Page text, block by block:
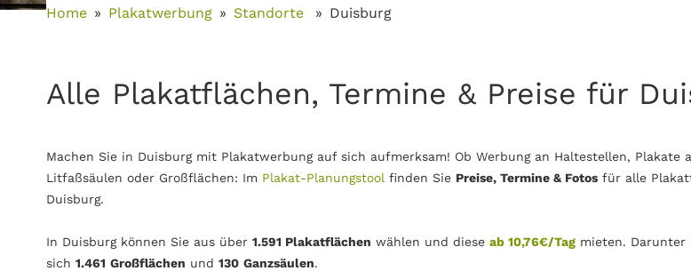
Home Plakatwerbung Standorte Duisburg
Alle Plakatflächen, Termine & Preise für
Machen Sie in Duisburg mit Plakatwerbung auf sich aufmerksam! Ob Werbung an Haltestellen, Plakate
Litfaßsäulen oder Großflächen: Im Plakat-Planungstool finden Sie Preise, Termine & Fotos für alle
Duisburg.
In Duisburg können Sie aus über 1.591 Plakatflächen wählen und diese ab 10,76€/Tag mieten. Darunter
sich 1.461 Großflächen und 130 Ganzsäulen.